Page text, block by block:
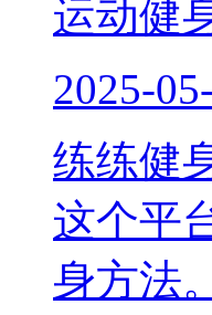
运动健
2025-
练练健
这个平
身方法